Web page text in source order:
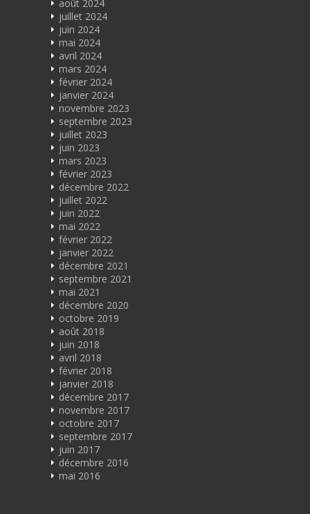
août 2024
juillet 2024
juin 2024
mai 2024
avril 2024
mars 2024
février 2024
janvier 2024
novembre 2023
septembre 2023
juillet 2023
juin 2023
mars 2023
février 2023
décembre 2022
juillet 2022
juin 2022
mai 2022
février 2022
janvier 2022
décembre 2021
septembre 2021
mai 2021
décembre 2020
octobre 2019
août 2018
juin 2018
avril 2018
février 2018
janvier 2018
décembre 2017
novembre 2017
octobre 2017
septembre 2017
juin 2017
décembre 2016
mai 2016